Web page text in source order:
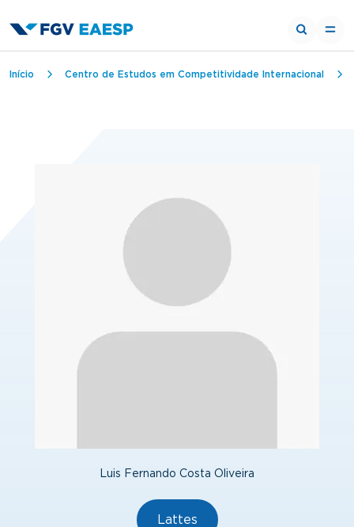
Trilha de navegação
Início Centro de Estudos em Competitividade Internacional
Luis Fernando Costa Oliveira
Lattes